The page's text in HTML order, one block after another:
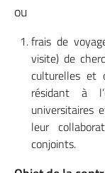
ou
frais de
visite) de
culturelles et
résidant à
universitaires
leur
conjoints.